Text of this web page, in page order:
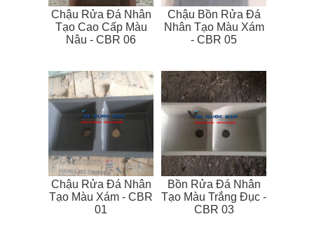
Chậu Rửa Đá Nhân
Tạo Cao Cấp Màu
Nâu - CBR 06
Chậu Bồn Rửa Đá
Nhân Tạo Màu Xám
- CBR 05
Chậu Rửa Đá Nhân
Tạo Màu Xám - CBR
01
Bồn Rửa Đá Nhân
Tạo Màu Trắng Đục -
CBR 03